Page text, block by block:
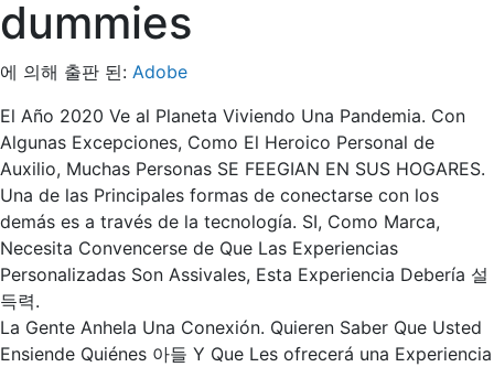
dummies
에 의해 출판 된: Adobe
El Año 2020 Ve al Planeta Viviendo Una Pandemia. Con
Algunas Excepciones, Como El Heroico Personal de
Auxilio, Muchas Personas SE FEEGIAN EN SUS HOGARES.
Una de las Principales formas de conectarse con los
demás es a través de la tecnología. SI, Como Marca,
Necesita Convencerse de Que Las Experiencias
Personalizadas Son Assivales, Esta Experiencia Debería 설
득력.
La Gente Anhela Una Conexión. Quieren Saber Que Usted
Ensiende Quiénes 아들 Y Que Les ofrecerá una Experiencia